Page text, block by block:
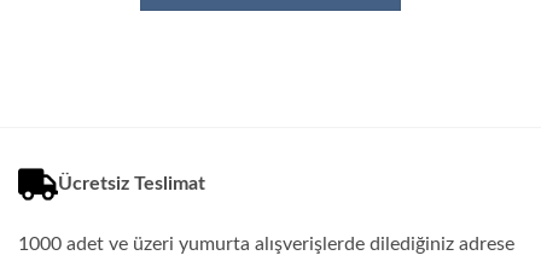
Ücretsiz Teslimat
1000 adet ve üzeri yumurta alışverişlerde dilediğiniz adrese